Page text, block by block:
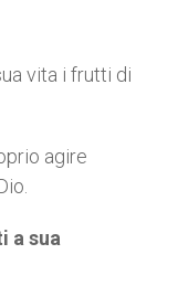
vita i frutti di
agire
a sua